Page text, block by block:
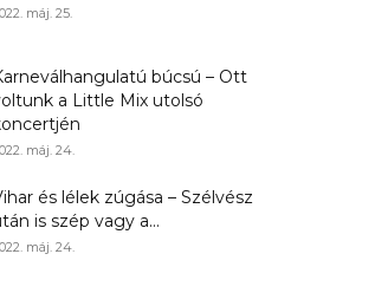
máj. 25.
búcsú – Ott
a Little Mix utolsó
máj. 24.
és lélek zúgása – Szélvész
is szép vagy a...
máj. 24.